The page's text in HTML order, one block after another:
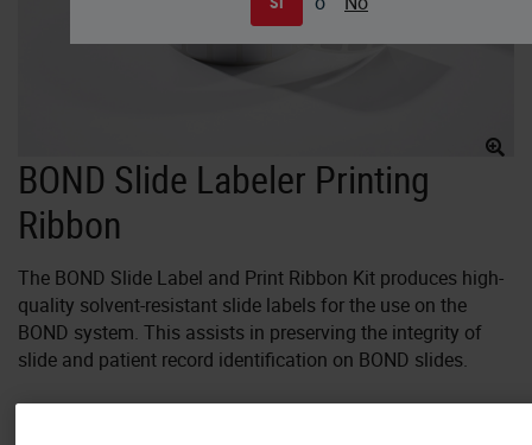
BOND Slide Labeler Printing
Ribbon
The BOND Slide Label and Print Ribbon Kit produces high-
quality solvent-resistant slide labels for the use on the
BOND system. This assists in preserving the integrity of
slide and patient record identification on BOND slides.